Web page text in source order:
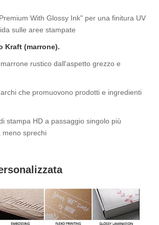
With Glossy Ink" per una finitura UV
sulle aree stampate
Kraft (marrone).
rustico dall'aspetto grezzo e
che promuovono prodotti e ingredienti
stampa HD a passaggio singolo più
meno sprechi